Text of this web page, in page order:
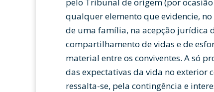
qualquer elemento que evidencie,
de uma família, na acepção jurídica
compartilhamento de vidas e de
material entre os conviventes. A só
das expectativas da vida no exterior
ressalta-se, pela contingência e